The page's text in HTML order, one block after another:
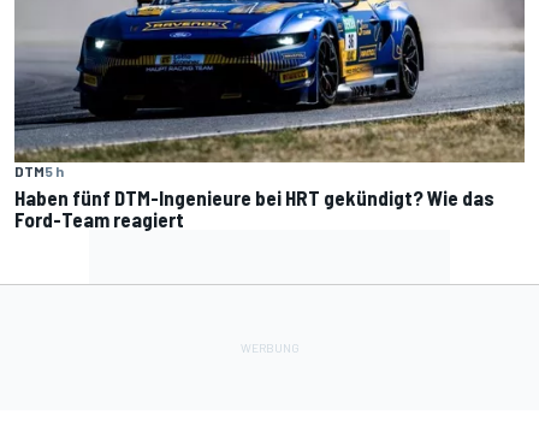
DTM5 h
Haben fünf DTM-Ingenieure bei HRT gekündigt? Wie das
Ford-Team reagiert